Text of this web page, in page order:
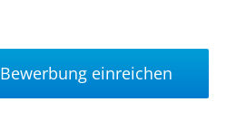
Bewerbung einreichen